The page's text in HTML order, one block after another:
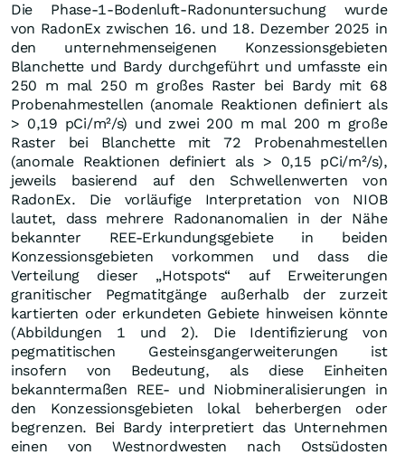
Die Phase-1-Bodenluft-Radonuntersuchung wurde
von RadonEx zwischen 16. und 18. Dezember 2025 in
den unternehmenseigenen Konzessionsgebieten
Blanchette und Bardy durchgeführt und umfasste ein
250 m mal 250 m großes Raster bei Bardy mit 68
Probenahmestellen (anomale Reaktionen definiert als
> 0,19 pCi/m²/s) und zwei 200 m mal 200 m große
Raster bei Blanchette mit 72 Probenahmestellen
(anomale Reaktionen definiert als > 0,15 pCi/m²/s),
jeweils basierend auf den Schwellenwerten von
RadonEx. Die vorläufige Interpretation von NIOB
lautet, dass mehrere Radonanomalien in der Nähe
bekannter REE-Erkundungsgebiete in beiden
Konzessionsgebieten vorkommen und dass die
Verteilung dieser „Hotspots“ auf Erweiterungen
granitischer Pegmatitgänge außerhalb der zurzeit
kartierten oder erkundeten Gebiete hinweisen könnte
(Abbildungen 1 und 2). Die Identifizierung von
pegmatitischen Gesteinsgangerweiterungen ist
insofern von Bedeutung, als diese Einheiten
bekanntermaßen REE- und Niobmineralisierungen in
den Konzessionsgebieten lokal beherbergen oder
begrenzen. Bei Bardy interpretiert das Unternehmen
einen von Westnordwesten nach Ostsüdosten